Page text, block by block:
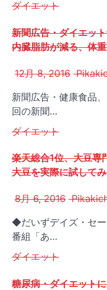
ダイエット
新聞広告・ダイエッ
内臓脂肪が減る、体
12月 8, 2016
新聞広告・健康食品
回の新聞…
ダイエット
楽天総合1位、大豆専
大豆を実際に試して
8月 6, 2016
◆だいずデイズ・セ
番組「あ…
ダイエット
糖尿病・ダイエット